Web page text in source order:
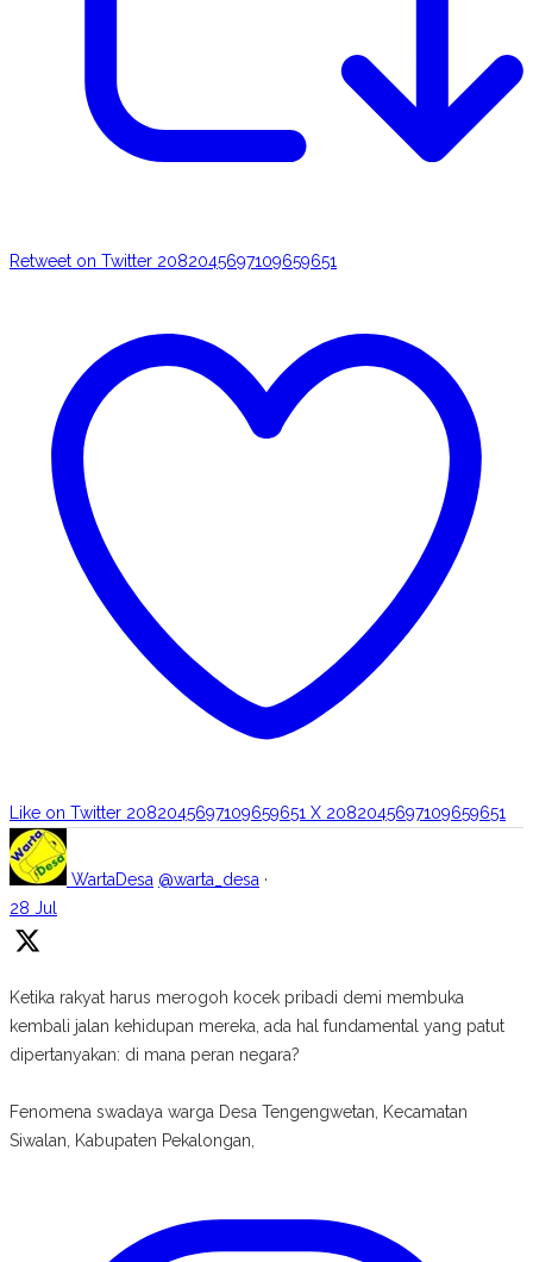
Retweet on Twitter 2082045697109659651
Like on Twitter 2082045697109659651 X 2082045697109659651
WartaDesa @warta_desa ·
28 Jul
Ketika rakyat harus merogoh kocek pribadi demi membuka
kembali jalan kehidupan mereka, ada hal fundamental yang patut
dipertanyakan: di mana peran negara?
Fenomena swadaya warga Desa Tengengwetan, Kecamatan
Siwalan, Kabupaten Pekalongan,